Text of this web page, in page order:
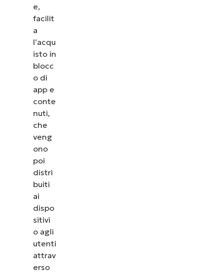
e,
facilit
a
l’acqu
isto in
blocc
o di
app e
conte
nuti,
che
veng
ono
poi
distri
buiti
ai
dispo
sitivi
o agli
utenti
attrav
erso